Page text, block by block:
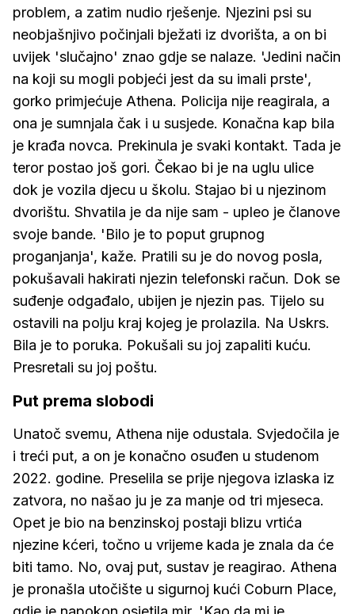
problem, a zatim nudio rješenje. Njezini psi su
neobjašnjivo počinjali bježati iz dvorišta, a on bi
uvijek 'slučajno' znao gdje se nalaze. 'Jedini način
na koji su mogli pobjeći jest da su imali prste',
gorko primjećuje Athena. Policija nije reagirala, a
ona je sumnjala čak i u susjede. Konačna kap bila
je krađa novca. Prekinula je svaki kontakt. Tada je
teror postao još gori. Čekao bi je na uglu ulice
dok je vozila djecu u školu. Stajao bi u njezinom
dvorištu. Shvatila je da nije sam - upleo je članove
svoje bande. 'Bilo je to poput grupnog
proganjanja', kaže. Pratili su je do novog posla,
pokušavali hakirati njezin telefonski račun. Dok se
suđenje odgađalo, ubijen je njezin pas. Tijelo su
ostavili na polju kraj kojeg je prolazila. Na Uskrs.
Bila je to poruka. Pokušali su joj zapaliti kuću.
Presretali su joj poštu.
Put prema slobodi
Unatoč svemu, Athena nije odustala. Svjedočila je
i treći put, a on je konačno osuđen u studenom
2022. godine. Preselila se prije njegova izlaska iz
zatvora, no našao ju je za manje od tri mjeseca.
Opet je bio na benzinskoj postaji blizu vrtića
njezine kćeri, točno u vrijeme kada je znala da će
biti tamo. No, ovaj put, sustav je reagirao. Athena
je pronašla utočište u sigurnoj kući Coburn Place,